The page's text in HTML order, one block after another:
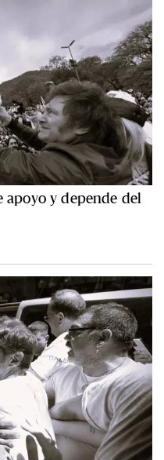
y depende del